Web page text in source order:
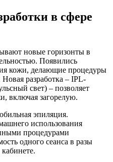
в сфере
новые горизонты в
Появились
кожи, делающие процедуры
разработка – IPL-
свет) – позволяет
включая загорелую.
эпиляция.
использования
процедурами
одного сеанса в разы